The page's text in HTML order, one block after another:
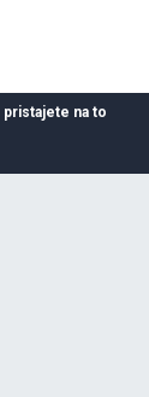
pristajete na to